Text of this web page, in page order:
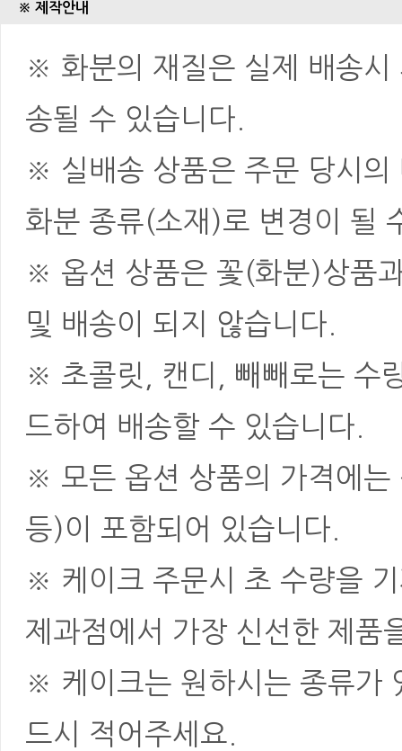
※ 제작안내
※ 화분의 재질은 실제 배송시
송될 수 있습니다.
※ 실배송 상품은 주문 당시의
화분 종류(소재)로 변경이 될
※ 옵션 상품은 꽃(화분)상품
및 배송이 되지 않습니다.
※ 초콜릿, 캔디, 빼빼로는 수
드하여 배송할 수 있습니다.
※ 모든 옵션 상품의 가격에는
등)이 포함되어 있습니다.
※ 케이크 주문시 초 수량을
제과점에서 가장 신선한 제품
※ 케이크는 원하시는 종류가
드시 적어주세요.